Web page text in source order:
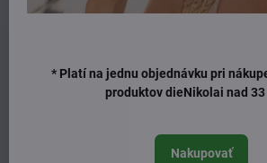
* Platí na jednu objednávku pri
produktov dieNikolai nad 33
Nakupovať